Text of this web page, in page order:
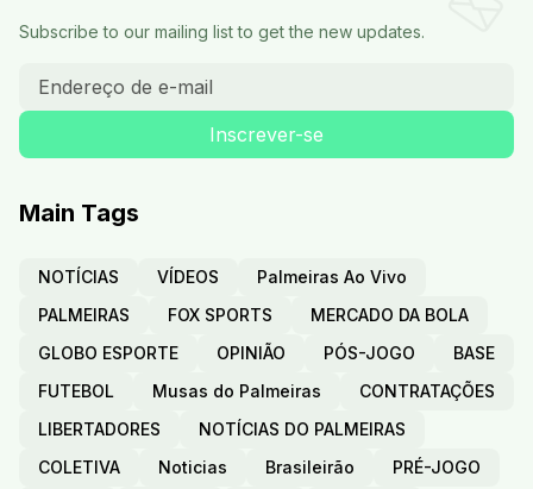
Subscribe to our mailing list to get the new updates.
Main Tags
NOTÍCIAS VÍDEOS
Palmeiras Ao Vivo
PALMEIRAS
FOX SPORTS
MERCADO DA BOLA
GLOBO ESPORTE
OPINIÃO PÓS-JOGO
BASE
FUTEBOL
Musas do Palmeiras
CONTRATAÇÕES
LIBERTADORES
NOTÍCIAS DO PALMEIRAS
COLETIVA
Noticias Brasileirão
PRÉ-JOGO